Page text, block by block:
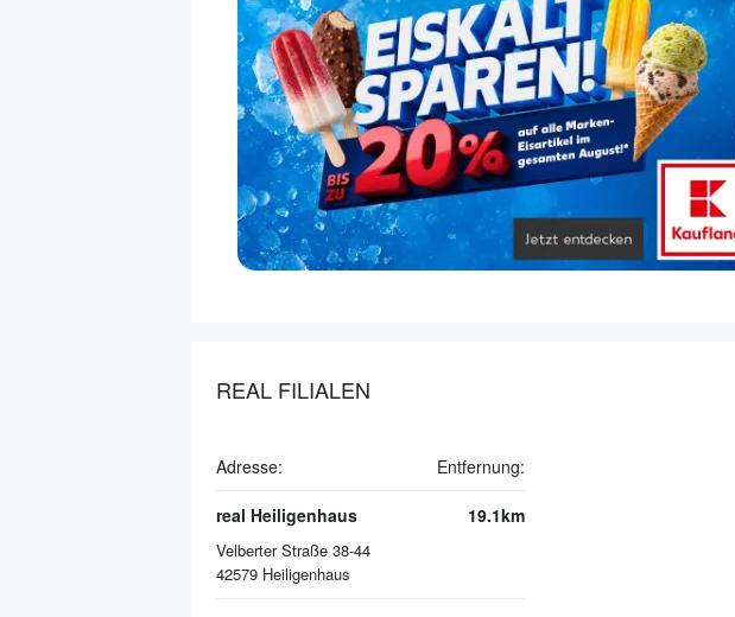
REAL FILIALEN
Adresse: Entfernung:
real Heiligenhaus
Velberter Straße 38-44
42579 Heiligenhaus
19.1km